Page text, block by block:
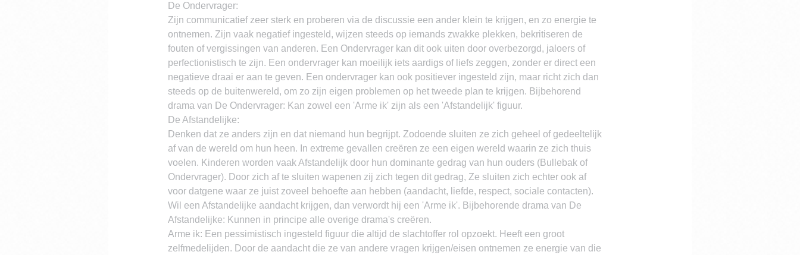
De Ondervrager:
Zijn communicatief zeer sterk en proberen via de discussie een ander klein te krijgen, en zo energie te
ontnemen. Zijn vaak negatief ingesteld, wijzen steeds op iemands zwakke plekken, bekritiseren de
fouten of vergissingen van anderen. Een Ondervrager kan dit ook uiten door overbezorgd, jaloers of
perfectionistisch te zijn. Een ondervrager kan moeilijk iets aardigs of liefs zeggen, zonder er direct een
negatieve draai er aan te geven. Een ondervrager kan ook positiever ingesteld zijn, maar richt zich dan
steeds op de buitenwereld, om zo zijn eigen problemen op het tweede plan te krijgen. Bijbehorend
drama van De Ondervrager: Kan zowel een 'Arme ik' zijn als een 'Afstandelijk' figuur.
De Afstandelijke:
Denken dat ze anders zijn en dat niemand hun begrijpt. Zodoende sluiten ze zich geheel of gedeeltelijk
af van de wereld om hun heen. In extreme gevallen creëren ze een eigen wereld waarin ze zich thuis
voelen. Kinderen worden vaak Afstandelijk door hun dominante gedrag van hun ouders (Bullebak of
Ondervrager). Door zich af te sluiten wapenen zij zich tegen dit gedrag, Ze sluiten zich echter ook af
voor datgene waar ze juist zoveel behoefte aan hebben (aandacht, liefde, respect, sociale contacten).
Wil een Afstandelijke aandacht krijgen, dan verwordt hij een 'Arme ik'. Bijbehorende drama van De
Afstandelijke: Kunnen in principe alle overige drama's creëren.
Arme ik: Een pessimistisch ingesteld figuur die altijd de slachtoffer rol opzoekt. Heeft een groot
zelfmedelijden. Door de aandacht die ze van andere vragen krijgen/eisen ontnemen ze energie van die